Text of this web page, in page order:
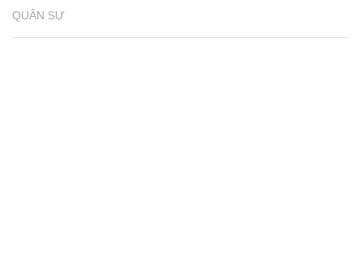
QUÂN SỰ